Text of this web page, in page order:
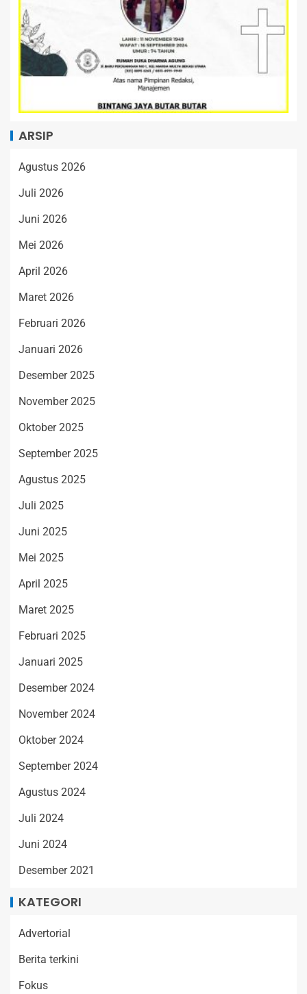
ARSIP
Agustus 2026
Juli 2026
Juni 2026
Mei 2026
April 2026
Maret 2026
Februari 2026
Januari 2026
Desember 2025
November 2025
Oktober 2025
September 2025
Agustus 2025
Juli 2025
Juni 2025
Mei 2025
April 2025
Maret 2025
Februari 2025
Januari 2025
Desember 2024
November 2024
Oktober 2024
September 2024
Agustus 2024
Juli 2024
Juni 2024
Desember 2021
KATEGORI
Advertorial
Berita terkini
Fokus